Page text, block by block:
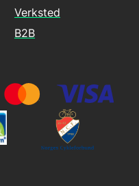
Verksted
B2B